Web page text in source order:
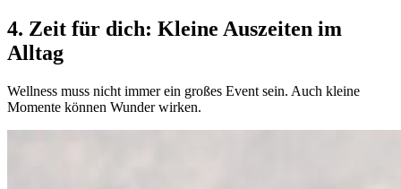
4. Zeit für dich: Kleine Auszeiten im
Alltag
Wellness muss nicht immer ein großes Event sein. Auch kleine
Momente können Wunder wirken.